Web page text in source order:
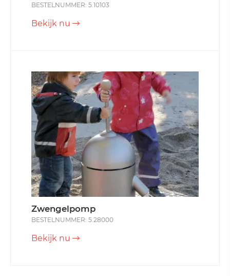
BESTELNUMMER: 5.10103
Bekijk nu
Zwengelpomp
BESTELNUMMER: 5.28000
Bekijk nu